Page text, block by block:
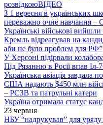
розвідкоюВІДЕО
З 1 вересня в українських
переважно очне навчання –
Українські військові
Кремль відреагував на
аби не було проблем для РФ”
У Херсоні підірвали
Під Рязанню в Росії впав Іл-
Українська авіація завдала
США надають $450 млн
– РСЗВ та патрульні катери
Україна отримала статус
23 червня
НБУ “надрукував” для уряду